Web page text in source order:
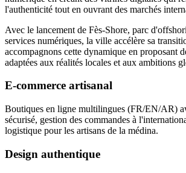
l'authenticité tout en ouvrant des marchés
Avec le lancement de Fès-Shore, parc
services numériques, la ville accélère sa
accompagnons cette dynamique en proposant
adaptées aux réalités locales et aux ambitions
E-commerce artisanal
Boutiques en ligne multilingues (FR/EN/AR)
sécurisé, gestion des commandes à
logistique pour les artisans de la médina.
Design authentique